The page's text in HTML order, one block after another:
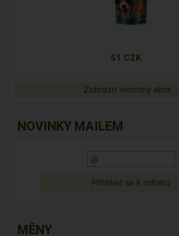
51 CZK
Zobrazit všechny akce ...
NOVINKY MAILEM
MĚNY